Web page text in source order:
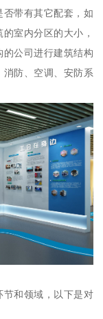
带有其它配套，如
室内分区的大小，
的公司进行建筑结构
防、空调、安防系
节和领域，以下是对